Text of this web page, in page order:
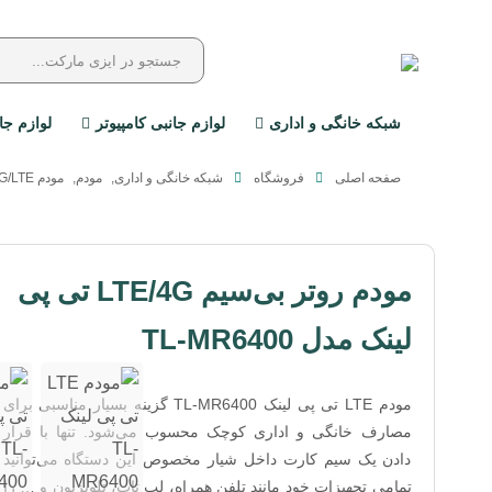
شبکه خانگی و اداری لوازم جانبی کامپیوتر لوازم
صفحه اصلی فروشگاه شبکه خانگی و اداری, مودم, مودم 4G/LTE
مودم روتر بی‌سیم LTE/4G تی پی
لینک مدل TL-MR6400
مودم LTE تی پی لینک TL-MR6400 گزینه بسیار مناسبی برای
مصارف خانگی و اداری کوچک محسوب می‌شود. تنها با قرار
دادن یک سیم کارت داخل شیار مخصوص این دستگاه می‌توانید
تمامی تجهیزات خود مانند تلفن همراه، لپ تاپ، تلویزیون و … را